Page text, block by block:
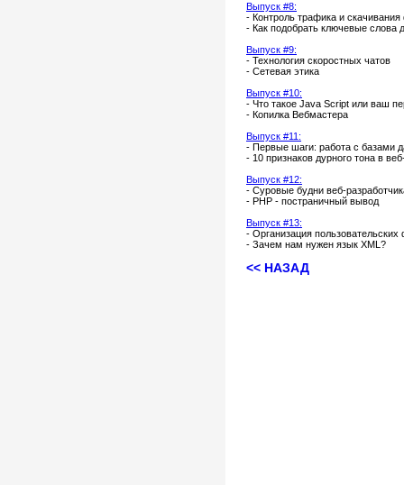
Выпуск #8:
- Контроль трафика и
- Как подобрать ключевые слова
Выпуск #9:
- Технология скоростных чатов
- Сетевая этика
Выпуск #10:
- Что такое Java Sсript или ваш
- Копилка Вебмастера
Выпуск #11:
- Первые шаги: работа с базами
- 10 признаков дурного тона в
Выпуск #12:
- Суровые будни веб-
- PHP - постраничный вывод
Выпуск #13:
- Организация
- Зачем нам нужен язык XML?
<< НАЗАД